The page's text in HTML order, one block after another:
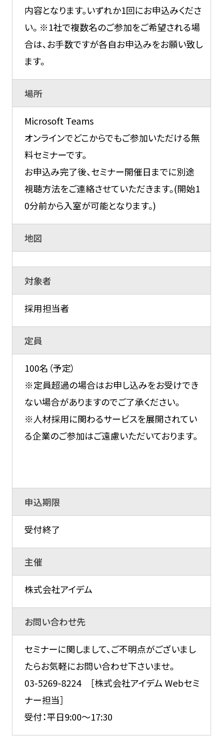
内容となります。いずれか1回にお申込みくださ
い。 ※1社で複数名のご参加をご希望される場
合は、お手数ですが各自お申込みをお願い致し
ます。
場所
Microsoft Teams
オンラインでどこからでもご参加いただける無
料セミナーです。
お申込み完了後、セミナー開催日までに別途
視聴方法をご連絡させていただきます。(開始1
0分前から入室が可能となります。)
地図
対象者
採用担当者
定員
100名（予定）
※定員超過の場合はお申し込みをお受けでき
ない場合がありますのでご了承ください。
※人材採用に関わるサービスを展開されてい
る企業のご参加はご遠慮いただいております。
申込期限
受付終了
主催
株式会社アイデム
お問い合わせ先
セミナーに関しまして、ご不明点がございまし
たらお気軽にお問い合わせ下さいませ。
03-5269-8224 ［株式会社アイデム Webセミ
ナー担当］
受付：平日9:00～17:30